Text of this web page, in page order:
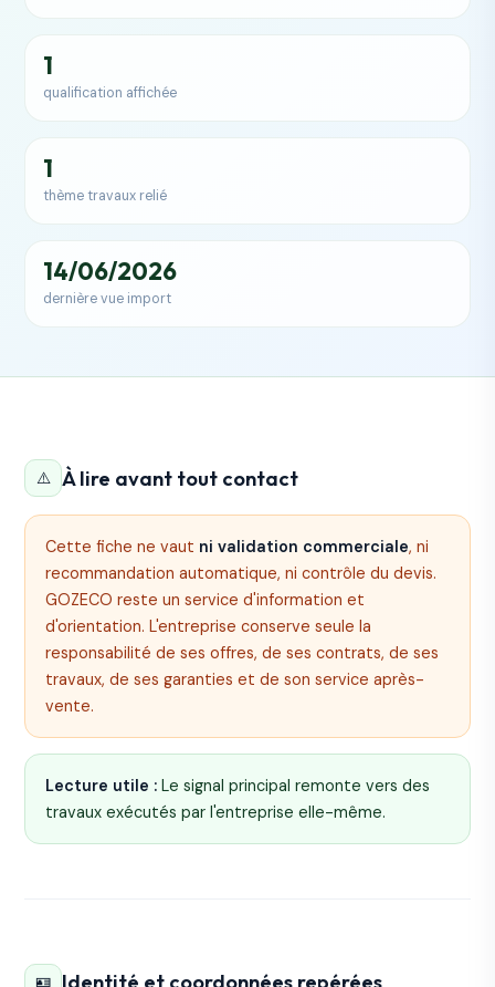
1
qualification affichée
1
thème travaux relié
14/06/2026
dernière vue import
⚠️ À lire avant tout contact
Cette fiche ne vaut ni validation commerciale, ni
recommandation automatique, ni contrôle du devis.
GOZECO reste un service d'information et
d'orientation. L'entreprise conserve seule la
responsabilité de ses offres, de ses contrats, de ses
travaux, de ses garanties et de son service après-
vente.
Lecture utile : Le signal principal remonte vers des
travaux exécutés par l'entreprise elle-même.
🪪